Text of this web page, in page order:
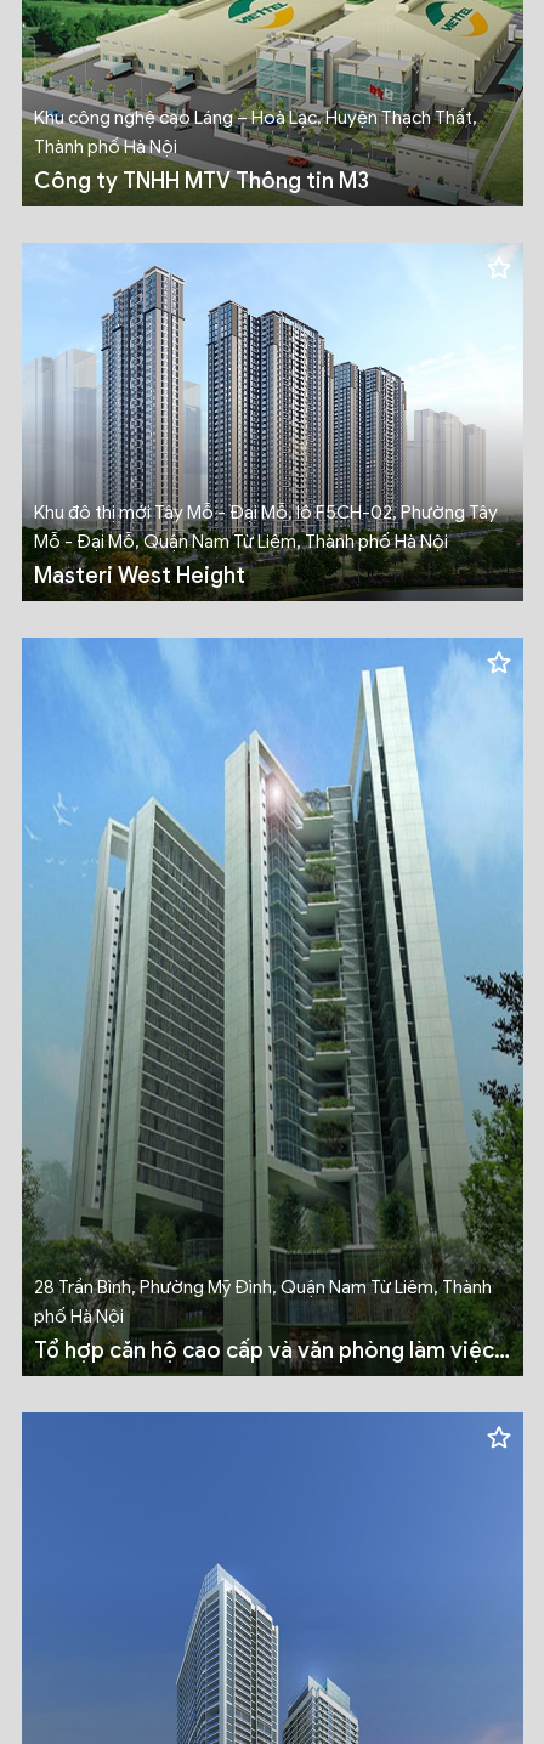
Khu công nghệ cao Láng – Hoà Lạc, Huyện Thạch Thất,
Thành phố Hà Nội
Công ty TNHH MTV Thông tin M3
Khu đô thị mới Tây Mỗ - Đại Mỗ, lô F5CH-02, Phường Tây
Mỗ - Đại Mỗ, Quận Nam Từ Liêm, Thành phố Hà Nội
Masteri West Height
28 Trần Bình, Phường Mỹ Đình, Quận Nam Từ Liêm, Thành
phố Hà Nội
Tổ hợp căn hộ cao cấp và văn phòng làm việc
Dolphin Plaza